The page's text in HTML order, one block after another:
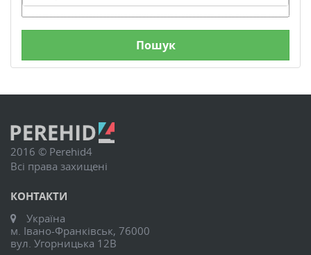
2016 © Perehid4
Всі права захищені
КОНТАКТИ
Україна
м. Івано-Франківськ, 76000
вул. Угорницька 12В